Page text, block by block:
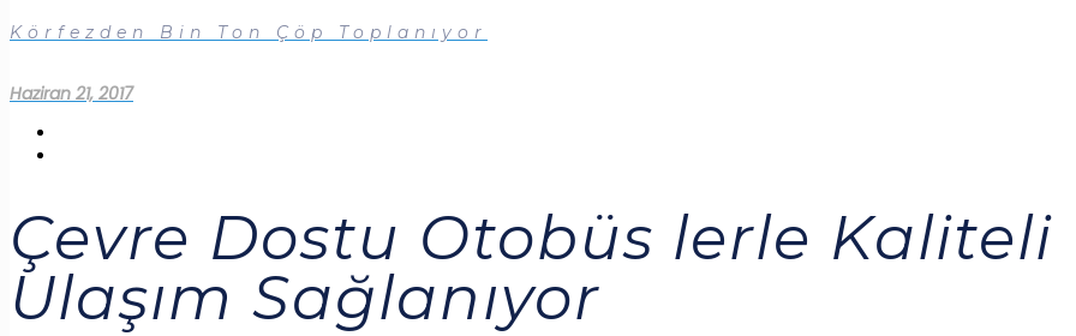
Körfezden Bin Ton Çöp Toplanıyor
Haziran 21, 2017
Çevre Dostu Otobüs lerle Kaliteli
Ulaşım Sağlanıyor